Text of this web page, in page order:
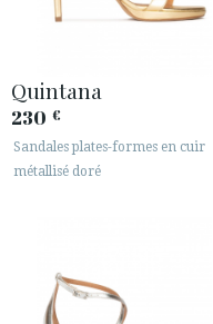
Quintana
230 €
Sandales plates-formes en cuir
métallisé doré